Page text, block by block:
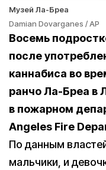
Музей Ла-Бреа
Damian Dovarganes / AP
Восемь
после
каннабиса во
ранчо Ла-Бреа в
в пожарном
Angeles Fire
По данным
мальчики, и